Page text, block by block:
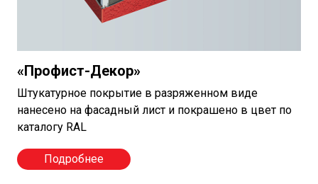
«Профист-Декор»
Штукатурное покрытие в разряженном виде
нанесено на фасадный лист и покрашено в цвет по
каталогу RAL
Подробнее